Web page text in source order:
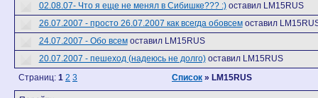
02.08.07- Что я еще не менял в Сибишке??? :) оставил LM15RUS
26.07.2007 - просто 26.07.2007 как всегда обовсем оставил
24.07.2007 - Обо всем оставил LM15RUS
20.07.2007 - пешеход (надеюсь не долго) оставил LM15RUS
Страниц: 1 2 3 Список » LM15RUS